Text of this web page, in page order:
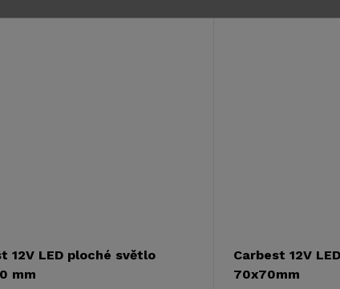
12V LED ploché světlo
mm
Carbest 12V
70x70mm